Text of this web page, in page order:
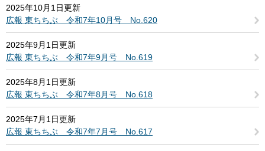
2025年10月1日更新
広報 東ちちぶ 令和7年10月号 No.620
2025年9月1日更新
広報 東ちちぶ 令和7年9月号 No.619
2025年8月1日更新
広報 東ちちぶ 令和7年8月号 No.618
2025年7月1日更新
広報 東ちちぶ 令和7年7月号 No.617